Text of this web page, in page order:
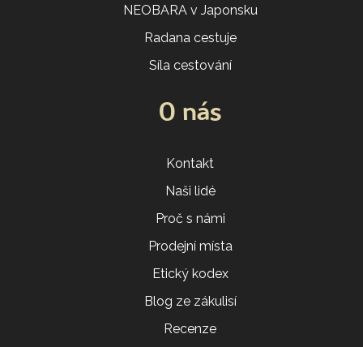
NEOBARA v Japonsku
Radana cestuje
Síla cestování
O nás
Kontakt
Naši lidé
Proč s námi
Prodejní místa
Etický kodex
Blog ze zákulisí
Recenze